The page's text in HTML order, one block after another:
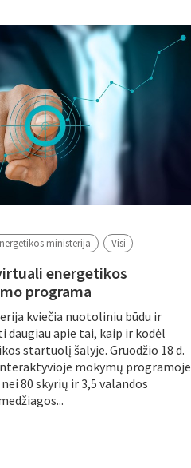
ministerija Visi
energetikos
programa
kviečia nuotoliniu būdu ir
daugiau apie tai, kaip ir kodėl
startuolį šalyje. Gruodžio 18 d.
mokymų programoje
80 skyrių ir 3,5 valandos